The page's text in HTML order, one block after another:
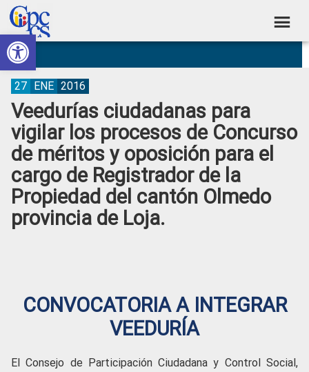
Abrir barra de herramientas
Skip
to
primary
navigation
Skip
to
main
content
Skip
to
primary
sidebar
Skip
to
footer
Consejo
de
Participación
Ciudadana
Control
Social
Construyendo
Poder
Ciudadano
Veedurías ciudadanas para
vigilar los procesos de Concurso
de méritos y oposición para el
cargo de Registrador de la
Propiedad del cantón Olmedo
provincia de Loja.
27 ENE 2016
CONVOCATORIA A INTEGRAR
VEEDURÍA
El Consejo de Participación Ciudadana y Control Social,